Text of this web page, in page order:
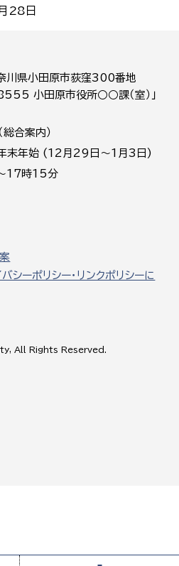
28日
県小田原市荻窪300番地
小田原市役所○○課（室）」
合案内）
年末年始 (12月29日～1月3日)
17時15分
シーポリシー・リンクポリシーに
All Rights Reserved.